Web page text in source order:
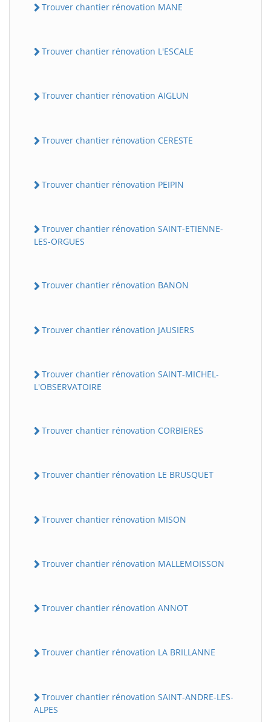
Trouver chantier rénovation MANE
Trouver chantier rénovation L'ESCALE
Trouver chantier rénovation AIGLUN
Trouver chantier rénovation CERESTE
Trouver chantier rénovation PEIPIN
Trouver chantier rénovation SAINT-ETIENNE-
LES-ORGUES
Trouver chantier rénovation BANON
Trouver chantier rénovation JAUSIERS
Trouver chantier rénovation SAINT-MICHEL-
L'OBSERVATOIRE
Trouver chantier rénovation CORBIERES
Trouver chantier rénovation LE BRUSQUET
Trouver chantier rénovation MISON
Trouver chantier rénovation MALLEMOISSON
Trouver chantier rénovation ANNOT
Trouver chantier rénovation LA BRILLANNE
Trouver chantier rénovation SAINT-ANDRE-LES-
ALPES